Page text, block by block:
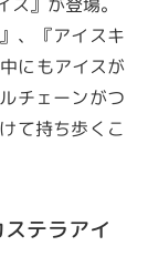
、『アイスキ
にもアイスが
チェーンがつ
て持ち歩くこ
テラアイ